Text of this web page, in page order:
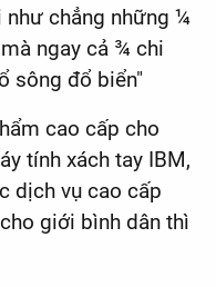
như chẳng những ¼
ngay cả ¾ chi
sông đổ biển"
cao cấp cho
tính xách tay IBM,
dịch vụ cao cấp
giới bình dân thì